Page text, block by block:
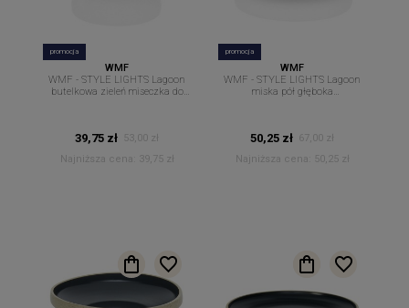
promocja
WMF
WMF - STYLE LIGHTS Lagoon
butelkowa zieleń miseczka do
39,75 zł
53,00 zł
Najniższa cena:
39,75 zł
promocja
WMF
WMF - STYLE LIGHTS Lagoon
miska pół głęboka
50,25 zł 67,00 zł
Najniższa cena:
50,25 zł